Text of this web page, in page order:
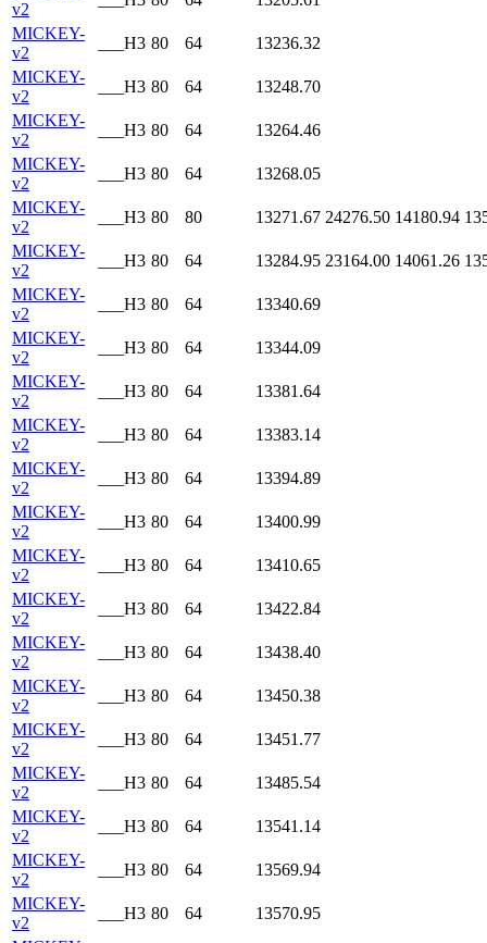
v2
MICKEY-
v2
___H3 80 64
13236.32
MICKEY-
v2
___H3 80 64
13248.70
MICKEY-
v2
___H3 80 64
13264.46
MICKEY-
v2
___H3 80 64
13268.05
MICKEY-
v2
___H3 80 80 13271.67 24276.50 14180.94
MICKEY-
v2
___H3 80 64 13284.95 23164.00 14061.26
MICKEY-
v2
___H3 80 64
13340.69
MICKEY-
v2
___H3 80 64
13344.09
MICKEY-
v2
___H3 80 64
13381.64
MICKEY-
v2
___H3 80 64
13383.14
MICKEY-
v2
___H3 80 64
13394.89
MICKEY-
v2
___H3 80 64
13400.99
MICKEY-
v2
___H3 80 64
13410.65
MICKEY-
v2
___H3 80 64
13422.84
MICKEY-
v2
___H3 80 64
13438.40
MICKEY-
v2
___H3 80 64
13450.38
MICKEY-
v2
___H3 80 64
13451.77
MICKEY-
v2
___H3 80 64
13485.54
MICKEY-
v2
___H3 80 64
13541.14
MICKEY-
v2
___H3 80 64
13569.94
MICKEY-
v2
___H3 80 64
13570.95